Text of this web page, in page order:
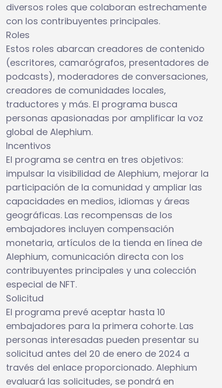
diversos roles que colaboran estrechamente
con los contribuyentes principales.
Roles
Estos roles abarcan creadores de contenido
(escritores, camarógrafos, presentadores de
podcasts), moderadores de conversaciones,
creadores de comunidades locales,
traductores y más. El programa busca
personas apasionadas por amplificar la voz
global de Alephium.
Incentivos
El programa se centra en tres objetivos:
impulsar la visibilidad de Alephium, mejorar la
participación de la comunidad y ampliar las
capacidades en medios, idiomas y áreas
geográficas. Las recompensas de los
embajadores incluyen compensación
monetaria, artículos de la tienda en línea de
Alephium, comunicación directa con los
contribuyentes principales y una colección
especial de NFT.
Solicitud
El programa prevé aceptar hasta 10
embajadores para la primera cohorte. Las
personas interesadas pueden presentar su
solicitud antes del 20 de enero de 2024 a
través del enlace proporcionado. Alephium
evaluará las solicitudes, se pondrá en